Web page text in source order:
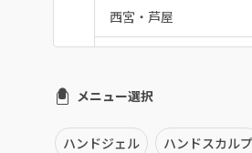
西宮・芦屋
神戸・兵庫区・長田区
須磨区・垂水区・西区
メニュー選択
ハンドジェル ハンドスカルプ